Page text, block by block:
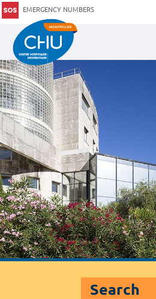
EMERGENCY NUMBERS
Search